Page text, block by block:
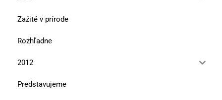
Zažité v prírode
Rozhľadne
2012
Predstavujeme